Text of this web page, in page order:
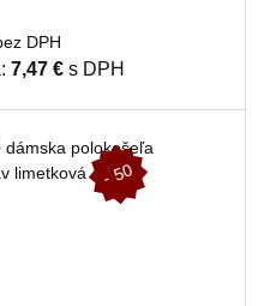
DPH
7,47 €s DPH
-
5
0